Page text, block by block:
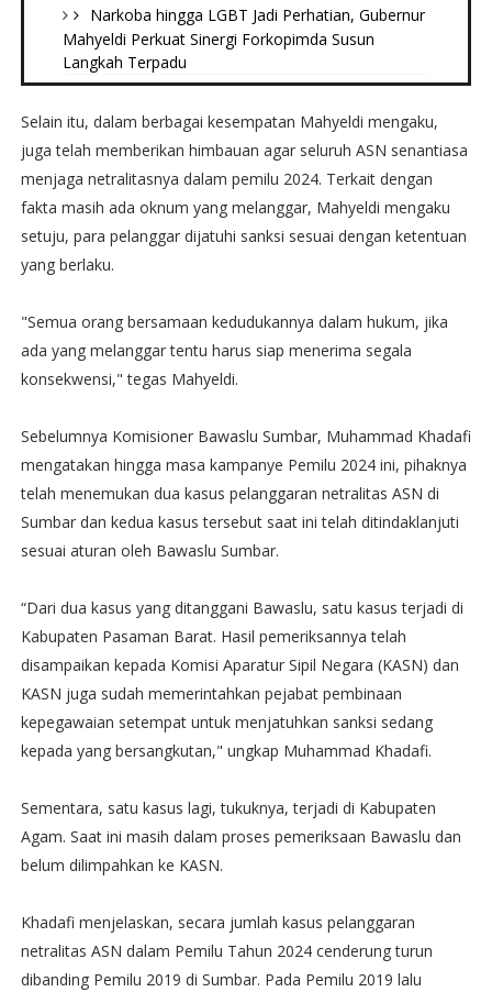
Narkoba hingga LGBT Jadi Perhatian, Gubernur
Mahyeldi Perkuat Sinergi Forkopimda Susun
Langkah Terpadu
Selain itu, dalam berbagai kesempatan Mahyeldi mengaku,
juga telah memberikan himbauan agar seluruh ASN senantiasa
menjaga netralitasnya dalam pemilu 2024. Terkait dengan
fakta masih ada oknum yang melanggar, Mahyeldi mengaku
setuju, para pelanggar dijatuhi sanksi sesuai dengan ketentuan
yang berlaku.
"Semua orang bersamaan kedudukannya dalam hukum, jika
ada yang melanggar tentu harus siap menerima segala
konsekwensi," tegas Mahyeldi.
Sebelumnya Komisioner Bawaslu Sumbar, Muhammad Khadafi
mengatakan hingga masa kampanye Pemilu 2024 ini, pihaknya
telah menemukan dua kasus pelanggaran netralitas ASN di
Sumbar dan kedua kasus tersebut saat ini telah ditindaklanjuti
sesuai aturan oleh Bawaslu Sumbar.
“Dari dua kasus yang ditanggani Bawaslu, satu kasus terjadi di
Kabupaten Pasaman Barat. Hasil pemeriksannya telah
disampaikan kepada Komisi Aparatur Sipil Negara (KASN) dan
KASN juga sudah memerintahkan pejabat pembinaan
kepegawaian setempat untuk menjatuhkan sanksi sedang
kepada yang bersangkutan," ungkap Muhammad Khadafi.
Sementara, satu kasus lagi, tukuknya, terjadi di Kabupaten
Agam. Saat ini masih dalam proses pemeriksaan Bawaslu dan
belum dilimpahkan ke KASN.
Khadafi menjelaskan, secara jumlah kasus pelanggaran
netralitas ASN dalam Pemilu Tahun 2024 cenderung turun
dibanding Pemilu 2019 di Sumbar. Pada Pemilu 2019 lalu